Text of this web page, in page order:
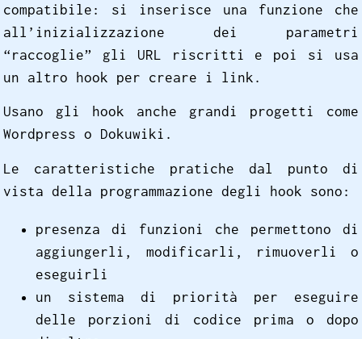
compatibile: si inserisce una funzione che
all’inizializzazione dei parametri
“raccoglie” gli URL riscritti e poi si usa
un altro hook per creare i link.
Usano gli hook anche grandi progetti come
Wordpress o Dokuwiki.
Le caratteristiche pratiche dal punto di
vista della programmazione degli hook sono:
presenza di funzioni che permettono di
aggiungerli, modificarli, rimuoverli o
eseguirli
un sistema di priorità per eseguire
delle porzioni di codice prima o dopo